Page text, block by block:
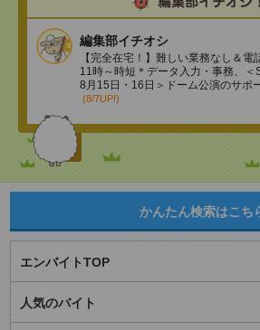
編集部イチオシ
【完全在宅！】難しい業務なし＆電
11時～時短＊データ入力・事務、＜
8月15日・16日＞ドーム公演のサポ
(8/7UP!)
かんたん検索はこち
エンバイトTOP
人気のバイト